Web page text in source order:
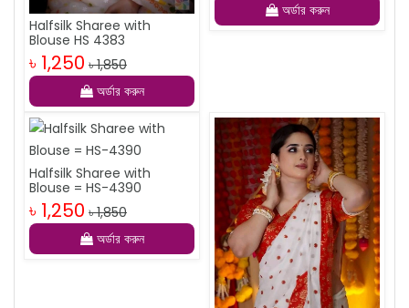
Halfsilk Sharee with
Blouse HS 4383
৳ 1,250 ৳ 1,850
অর্ডার করুন
অর্ডার করুন
Halfsilk Sharee with
Blouse = HS-4390
৳ 1,250 ৳ 1,850
অর্ডার করুন